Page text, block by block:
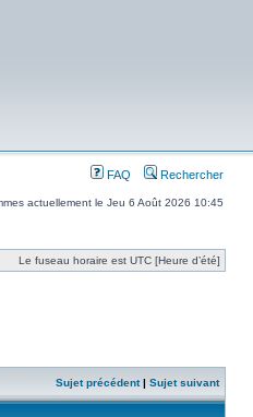
FAQ Rechercher
actuellement le Jeu 6 Août 2026 10:45
Le fuseau horaire est UTC [Heure d’été]
Sujet précédent| Sujet suivant